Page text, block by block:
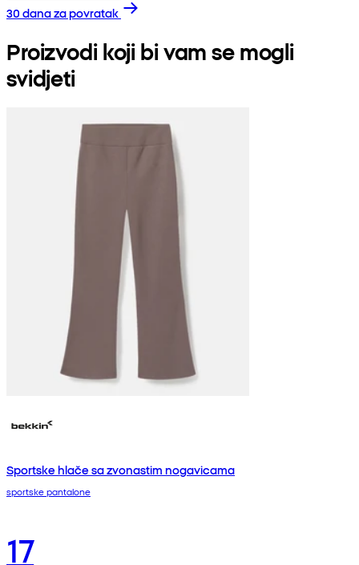
30 dana za povratak
Proizvodi koji bi vam se mogli
svidjeti
Sportske hlače sa zvonastim nogavicama
sportske pantalone
17